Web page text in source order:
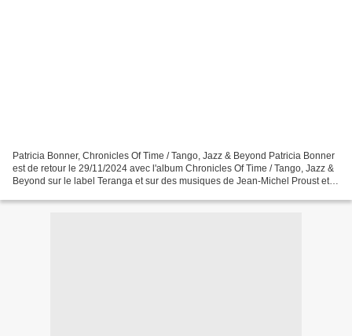
Patricia Bonner, Chronicles Of Time / Tango, Jazz & Beyond Patricia Bonner
est de retour le 29/11/2024 avec l'album Chronicles Of Time / Tango, Jazz &
Beyond sur le label Teranga et sur des musiques de Jean-Michel Proust et